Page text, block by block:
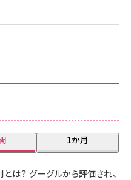
1か月
は？ グーグルから評価され、